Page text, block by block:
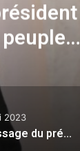
son
2022
PDG de Sonelgaz à skikda